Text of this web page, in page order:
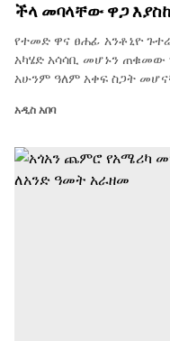
ችላ መባላቸው ዋጋ
የተመድ ዋና ፀሐፊ አንቶኒዮ
አካሄድ አሳሳቢ መሆኑን ጠቁመው
አሁንም ዓለም አቀፍ ስጋት
አዲስ አበባ